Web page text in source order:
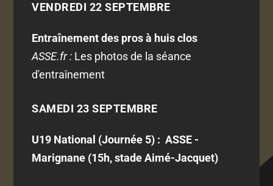
VENDREDI 22 SEPTEMBRE
Entraînement des pros à huis clos
ASSE.fr : Les photos de la séance
d'entraînement
SAMEDI 23 SEPTEMBRE
U19 National (Journée 5) : ASSE -
Marignane (15h, stade Aimé-Jacquet)